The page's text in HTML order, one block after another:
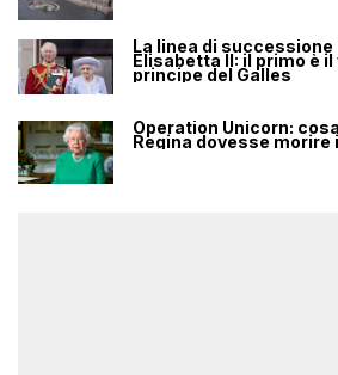
La linea di successione
Elisabetta II: il primo è il
principe del Galles
Operation Unicorn:
Regina dovesse morire